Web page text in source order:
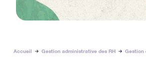
Accueil Gestion administrative des RH Gestion